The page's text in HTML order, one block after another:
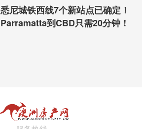
悉尼城铁西线7个新站点已确定！
Parramatta到CBD只需20分钟！